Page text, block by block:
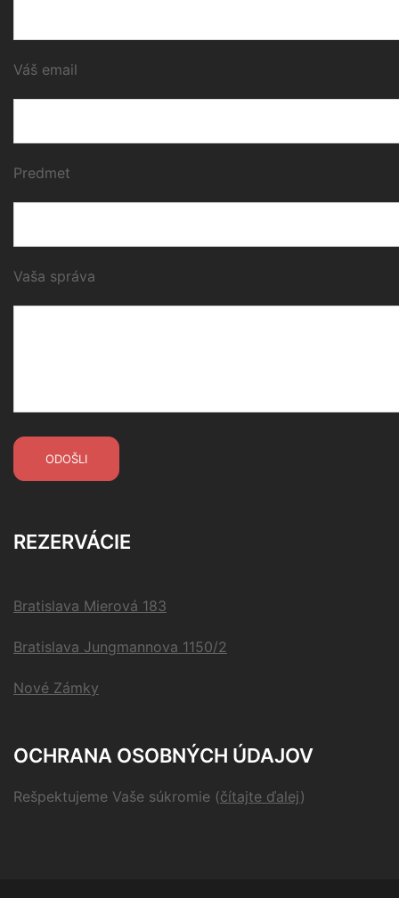
Váš email
Predmet
Vaša správa
REZERVÁCIE
Bratislava Mierová 183
Bratislava Jungmannova 1150/2
Nové Zámky
OCHRANA OSOBNÝCH ÚDAJOV
Rešpektujeme Vaše súkromie (čítajte ďalej)